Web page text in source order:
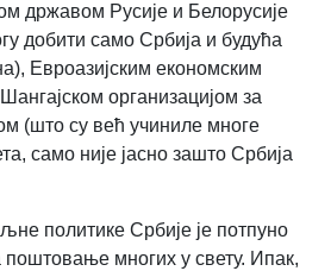
државом Русије и Белорусије
добити само Србија и будућа
Евроазијским економским
организацијом за
(што су већ учиниле многе
само није јасно зашто Србија
политике Србије је потпуно
поштовање многих у свету. Ипак,